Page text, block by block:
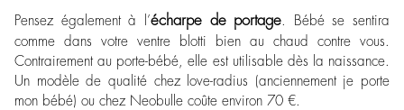
Pensez également à l’écharpe de portage. Bébé se sentira
comme dans votre ventre blotti bien au chaud contre vous.
Contrairement au porte-bébé, elle est utilisable dès la naissance.
Un modèle de qualité chez love-radius (anciennement je porte
mon bébé) ou chez Neobulle coûte environ 70 €.